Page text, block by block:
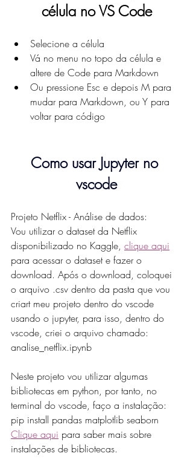
célula no VS Code
Selecione a célula
Vá no menu no topo da célula e
altere de Code para Markdown
Ou pressione Esc e depois M para
mudar para Markdown, ou Y para
voltar para código
Como usar Jupyter no
vscode
Projeto Netflix - Análise de dados:
Vou utilizar o dataset da Netflix
disponibilizado no Kaggle, clique aqui
para acessar o dataset e fazer o
download. Após o download, coloquei
o arquivo .csv dentro da pasta que vou
criart meu projeto dentro do vscode
usando o jupyter, para isso, dentro do
vscode, criei o arquivo chamado:
analise_netflix.ipynb
Neste projeto vou utilizar algumas
bibliotecas em python, por tanto, no
terminal do vscode, faço a instalação:
pip install pandas matplotlib seaborn
Clique aqui para saber mais sobre
instalações de bibliotecas.